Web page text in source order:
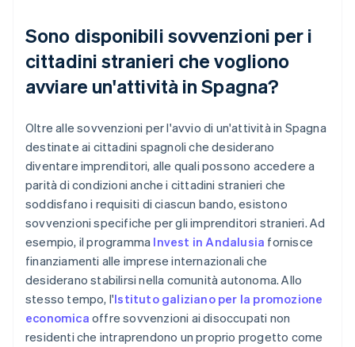
Sono disponibili sovvenzioni per i
cittadini stranieri che vogliono
avviare un'attività in Spagna?
Oltre alle sovvenzioni per l'avvio di un'attività in Spagna
destinate ai cittadini spagnoli che desiderano
diventare imprenditori, alle quali possono accedere a
parità di condizioni anche i cittadini stranieri che
soddisfano i requisiti di ciascun bando, esistono
sovvenzioni specifiche per gli imprenditori stranieri. Ad
esempio, il programma Invest in Andalusia fornisce
finanziamenti alle imprese internazionali che
desiderano stabilirsi nella comunità autonoma. Allo
stesso tempo, l'Istituto galiziano per la promozione
economica offre sovvenzioni ai disoccupati non
residenti che intraprendono un proprio progetto come